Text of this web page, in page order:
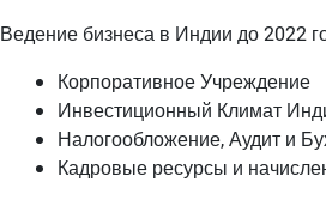
Ведение бизнеса в Индии до 2022
Корпоративное Учреждение
Инвестиционный Климат
Налогообложение, Аудит и
Кадровые ресурсы и